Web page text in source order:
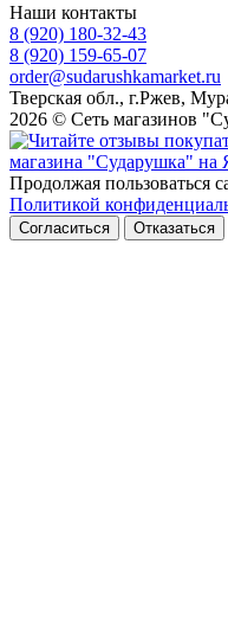
Наши контакты
8 (920) 180-32-43
8 (920) 159-65-07
order@sudarushkamarket.ru
Тверская обл., г.Ржев,
2026 © Сеть магазинов
Продолжая пользоваться
Политикой
Согласиться Отказаться